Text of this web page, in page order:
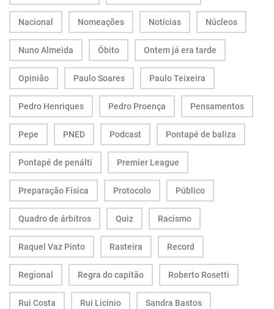
Nacional Nomeações Notícias Núcleos
Nuno Almeida Óbito Ontem já era tarde
Opinião Paulo Soares Paulo Teixeira
Pedro Henriques Pedro Proença Pensamentos
Pepe PNED Podcast Pontapé de baliza
Pontapé de penálti Premier League
Preparação Física Protocolo Público
Quadro de árbitros Quiz Racismo
Raquel Vaz Pinto Rasteira Record
Regional Regra do capitão Roberto Rosetti
Rui Costa Rui Licínio Sandra Bastos